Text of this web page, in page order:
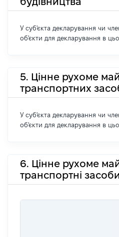
У суб'єкта декларування чи
об'єкти для декларування в
5. Цінне рухоме
транспортних
У суб'єкта декларування чи
об'єкти для декларування в
6. Цінне рухоме
транспортні